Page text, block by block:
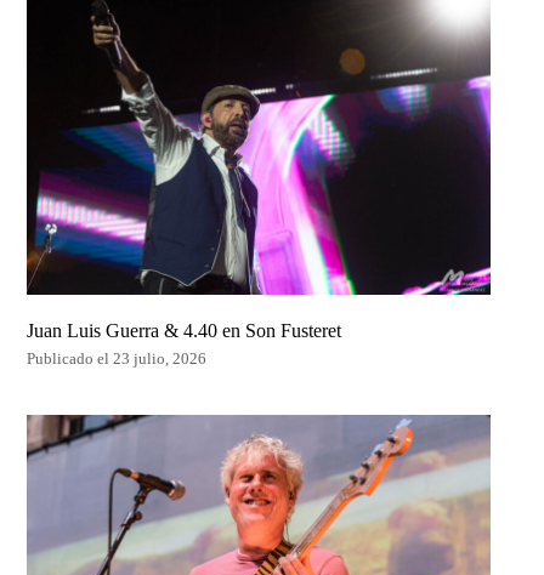
Juan Luis Guerra & 4.40 en Son Fusteret
Publicado el 23 julio, 2026